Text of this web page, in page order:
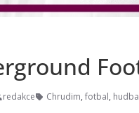
redakce Chrudim, fotbal, hudba